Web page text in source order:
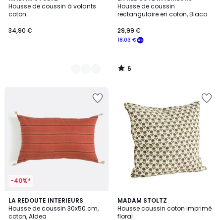
Housse de coussin à volants
coton
34,90 €
Couleurs
Housse de coussin
rectangulaire en coton, Biaco
18,03 €
29,99 €
/
5
5
/
-40%*
LA REDOUTE INTERIEURS
Housse de coussin 30x50 cm,
coton, Aldea
5
/
5
MADAM STOLTZ
Housse coussin coton imprimé
floral
2
/
5